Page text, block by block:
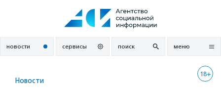
новости сервисы поиск меню
18+
Новости